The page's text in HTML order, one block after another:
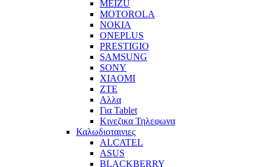
MEIZU
MOTOROLA
NOKIA
ONEPLUS
PRESTIGIO
SAMSUNG
SONY
XIAOMI
ZTE
Αλλα
Για Tablet
Κινεζικα Τηλεφωνα
Καλωδιοταινιες
ALCATEL
ASUS
BLACKBERRY